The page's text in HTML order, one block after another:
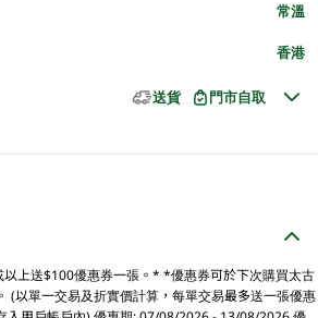
常溫
香港
送貨 門市自取
上送$100優惠券一張。* *優惠券可於下次購買太古
(以單一交易及折實價計算，每單交易最多送一張優惠